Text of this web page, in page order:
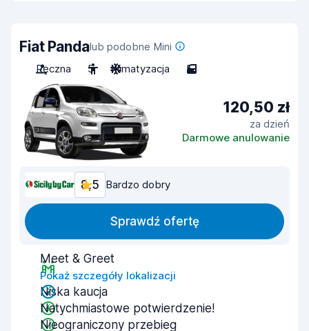
Fiat Pandalub podobne Mini
Ręczna
5 Klimatyzacja 5
120,50 zł
za dzień
Darmowe anulowanie
8,5 Bardzo dobry
Sprawdź ofertę
Meet & Greet
Pokaż szczegóły lokalizacji
Niska kaucja
Natychmiastowe potwierdzenie!
Nieograniczony przebieg